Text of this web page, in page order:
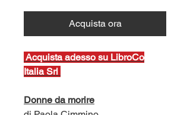
Acquista ora
Acquista adesso su LibroCo
Italia Srl
Donne da morire